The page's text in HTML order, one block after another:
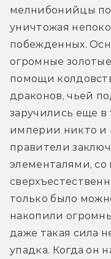
мелнибонийцы
уничтожая
побежденных.
огромные
помощи
драконов, чьей
заручились еще в
империи никто и
правители
элементалями, со
только было
накопили
даже такая сила
упадка. Когда он